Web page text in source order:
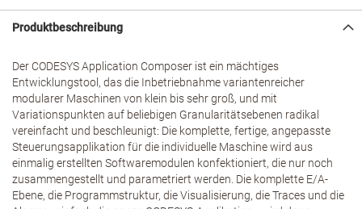
Produktbeschreibung
Der CODESYS Application Composer ist ein mächtiges
Entwicklungstool, das die Inbetriebnahme variantenreicher
modularer Maschinen von klein bis sehr groß, und mit
Variationspunkten auf beliebigen Granularitätsebenen radikal
vereinfacht und beschleunigt: Die komplette, fertige, angepasste
Steuerungsapplikation für die individuelle Maschine wird aus
einmalig erstellten Softwaremodulen konfektioniert, die nur noch
zusammengestellt und parametriert werden. Die komplette E/A-
Ebene, die Programmstruktur, die Visualisierung, die Traces und die